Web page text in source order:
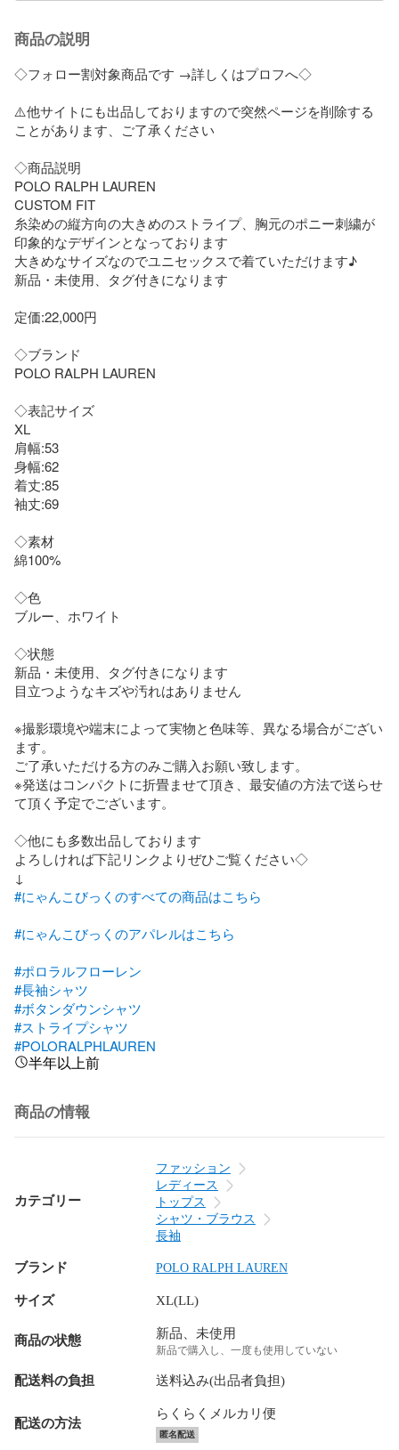
商品の説明
◇フォロー割対象商品です →詳しくはプロフへ◇
⚠️他サイトにも出品しておりますので突然ページを削除する
ことがあります、ご了承ください
◇商品説明
POLO RALPH LAUREN
CUSTOM FIT
糸染めの縦方向の大きめのストライプ、胸元のポニー刺繍が
印象的なデザインとなっております
大きめなサイズなのでユニセックスで着ていただけます♪
新品・未使用、タグ付きになります
定価:22,000円
◇ブランド
POLO RALPH LAUREN
◇表記サイズ
XL
肩幅:53
身幅:62
着丈:85
袖丈:69
◇素材
綿100%
◇色
ブルー、ホワイト
◇状態
新品・未使用、タグ付きになります
目立つようなキズや汚れはありません
※撮影環境や端末によって実物と色味等、異なる場合がござい
ます。
ご了承いただける方のみご購入お願い致します。
※発送はコンパクトに折畳ませて頂き、最安値の方法で送らせ
て頂く予定でございます。
◇他にも多数出品しております
よろしければ下記リンクよりぜひご覧ください◇
#にゃんこびっくのすべての商品はこちら
#にゃんこびっくのアパレルはこちら
#ポロラルフローレン
#長袖シャツ
#ボタンダウンシャツ
#ストライプシャツ
#POLORALPHLAUREN
半年以上前
商品の情報
カテゴリー
ファッション
レディース
トップス
シャツ・ブラウス
長袖
ブランド POLO RALPH LAUREN
サイズ XL(LL)
商品の状態 新品、未使用
新品で購入し、一度も使用していない
配送料の負担 送料込み(出品者負担)
配送の方法
らくらくメルカリ便
匿名配送